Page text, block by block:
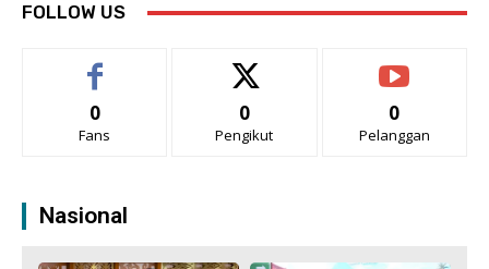
FOLLOW US
0
Fans
0
Pengikut
0
Pelanggan
Nasional